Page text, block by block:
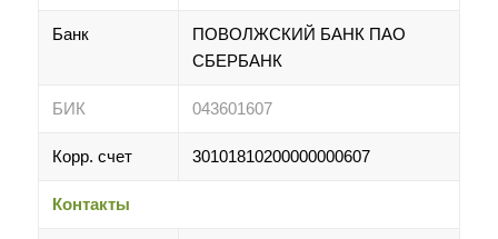
Банк
ПОВОЛЖСКИЙ БАНК ПАО
СБЕРБАНК
БИК 043601607
Корр. счет 30101810200000000607
Контакты